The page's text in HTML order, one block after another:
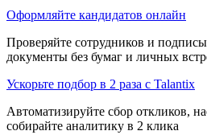
Оформляйте кандидатов онлайн
Проверяйте сотрудников и
документы без бумаг и личных
Ускорьте подбор в 2 раза с Talantix
Автоматизируйте сбор откликов,
собирайте аналитику в 2 клика